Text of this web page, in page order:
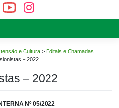
e Cultura > Editais e Chamadas
– 2022
– 2022
Nº 05/2022